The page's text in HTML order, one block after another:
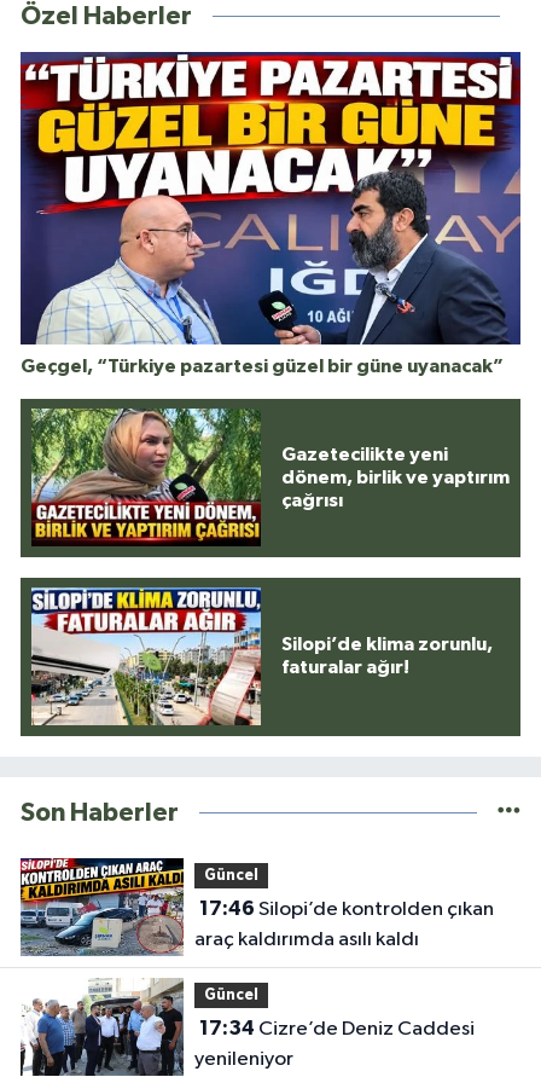
Özel Haberler
Geçgel, “Türkiye pazartesi güzel bir güne uyanacak”
Gazetecilikte yeni
dönem, birlik ve yaptırım
çağrısı
Silopi’de klima zorunlu,
faturalar ağır!
Son Haberler
Güncel
17:46
araç kaldırımda asılı kaldı
Güncel
17:34
yenileniyor